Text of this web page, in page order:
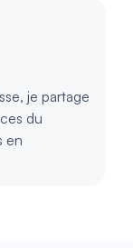
je partage
du
en